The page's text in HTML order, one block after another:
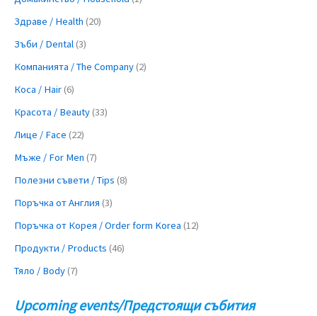
Здраве / Health (20)
Зъби / Dental (3)
Компанията / The Company (2)
Коса / Hair (6)
Красота / Beauty (33)
Лице / Face (22)
Мъже / For Men (7)
Полезни съвети / Tips (8)
Поръчка от Англия (3)
Поръчка от Корея / Order form Korea (12)
Продукти / Products (46)
Тяло / Body (7)
Upcoming events/Предстоящи събития